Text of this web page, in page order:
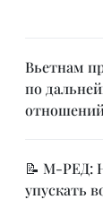
Вьетнам
по
📝 М-РЕД:
упускать